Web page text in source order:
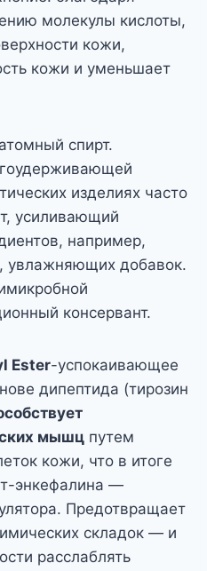
молекулы кислоты,
кожи,
кожи и уменьшает
спирт.
изделиях часто
усиливающий
например,
увлажняющих добавок.
консервант.
Ester-успокаивающее
дипептида (тирозин
мышц путем
кожи, что в итоге
энкефалина —
Предотвращает
складок — и
расслаблять